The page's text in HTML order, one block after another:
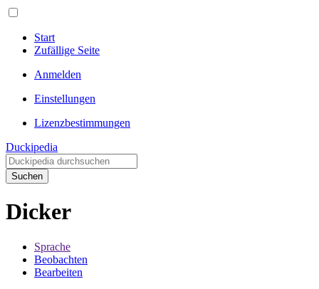
Start
Zufällige Seite
Anmelden
Einstellungen
Lizenzbestimmungen
Duckipedia
Suchen
Dicker
Sprache
Beobachten
Bearbeiten